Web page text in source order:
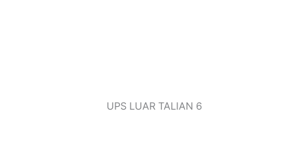
UPS LUAR TALIAN 6